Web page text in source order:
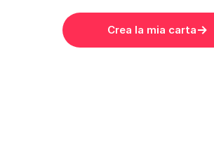
Crea la mia carta